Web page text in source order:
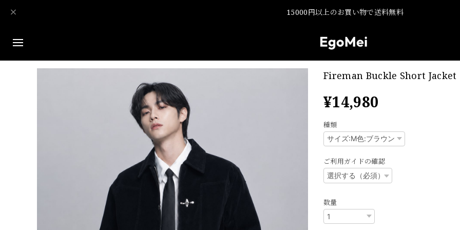
15000円以上のお買い物で送料無料
Fireman Buckle Short Jacket
¥14,980
種類
ご利用ガイドの確認
数量